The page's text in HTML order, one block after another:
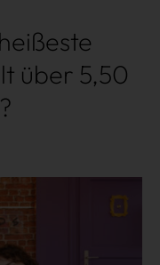
über 5,50